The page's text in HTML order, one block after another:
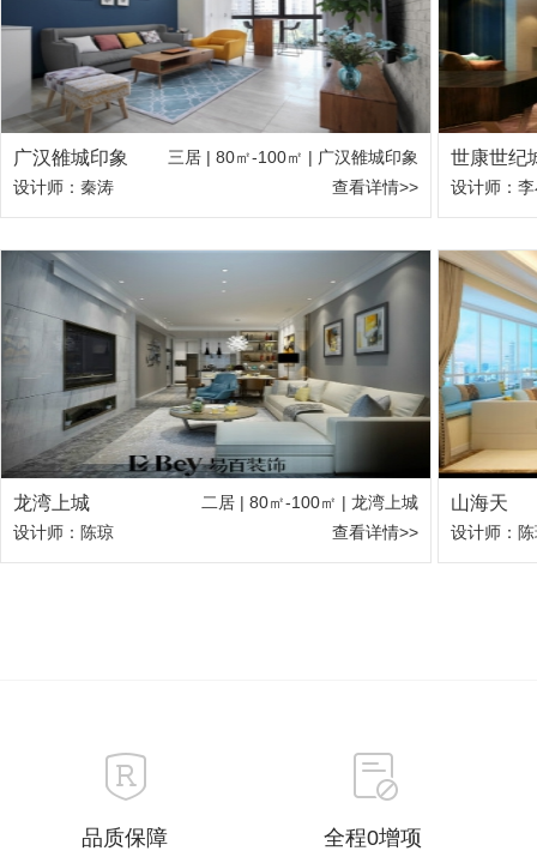
广汉雒城印象
三居 | 80㎡-100㎡ | 广汉雒城印象
设计师：秦涛
查看详情>>
世康世纪
设计师：
龙湾上城
二居 | 80㎡-100㎡ | 龙湾上城
设计师：陈琼
查看详情>>
山海天
设计师：
品质保障 全程0增项